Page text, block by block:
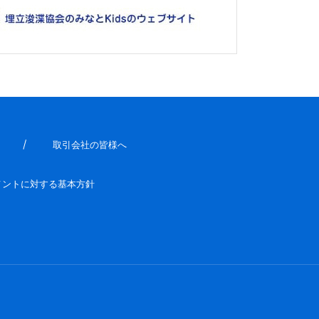
取引会社の皆様へ
トに対する基本方針